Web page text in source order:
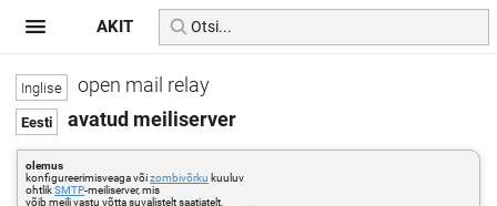
open mail relay
avatud meiliserver
olemus
konfigureerimisveaga võizombivõrku kuuluv
ohtlikSMTP-meiliserver, mis
võib meili vastu võtta suvalistelt saatjatelt,
AKIT